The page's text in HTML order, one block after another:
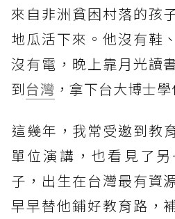
來自非洲貧困村落的孩
地瓜活下來。他沒有鞋
沒有電，晚上靠月光讀
到台灣 ，拿下台大博士學
這幾年，我常受邀到教
單位演講，也看見了
子，出生在台灣最有資
早早替他鋪好教育路，